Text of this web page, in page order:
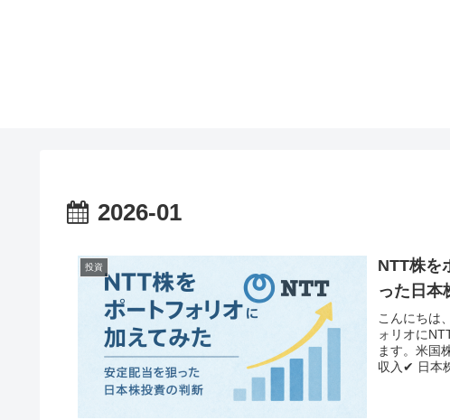
2026-01
投資
NTT株を
った日本
こんにちは
ォリオに
ます。米国
収入✔ 日本